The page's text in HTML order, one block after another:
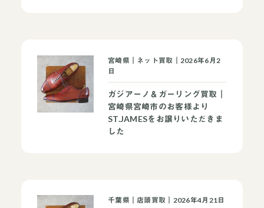
宮崎県｜ネット買取｜2026年6月2
日
ガジアーノ＆ガーリング買取｜
宮崎県宮崎市のお客様より
ST.JAMESをお譲りいただきま
した
千葉県｜店頭買取｜2026年4月21日